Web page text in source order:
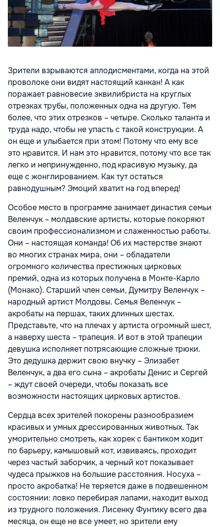
Зрители взрываются аплодисментами, когда на этой
проволоке они видят настоящий канкан! А как
поражает равновесие эквилибриста на круглых
отрезках трубы, положенных одна на другую. Тем
более, что этих отрезков – четыре. Сколько таланта и
труда надо, чтобы не упасть с такой конструкции. А
он еще и улыбается при этом! Потому что ему все
это нравится. И нам это нравится, потому что все так
легко и непринужденно, под красивую музыку, да
еще с жонглированием. Как тут остаться
равнодушным? Эмоций хватит на год вперед!
Особое место в программе занимает династия семьи
Веленчук – молдавские артисты, которые покоряют
своим профессионализмом и слаженностью работы.
Они – настоящая команда! Об их мастерстве знают
во многих странах мира, они – обладатели
огромного количества престижных цирковых
премий, одна из которых получена в Монте-Карло
(Монако). Старший член семьи, Думитру Веленчук –
народный артист Молдовы. Семья Веленчук –
акробаты на першах, таких длинных шестах.
Представьте, что на плечах у артиста огромный шест,
а наверху шеста – трапеция. И вот в этой трапеции
девушка исполняет потрясающие сложные трюки.
Это дедушка держит свою внучку – Элизабет
Веленчук, а два его сына – акробаты Денис и Сергей
– ждут своей очереди, чтобы показать все
возможности настоящих цирковых артистов.
Сердца всех зрителей покорены разнообразием
красивых и умных дрессированных животных. Так
уморительно смотреть, как хорек с бантиком ходит
по барьеру, камышовый кот, извиваясь, проходит
через частый заборчик, а черный кот показывает
чудеса прыжков на большие расстояния. Носуха –
просто акробатка! Не теряется даже в подвешенном
состоянии: ловко перебирая лапами, находит выход
из трудного положения. Лисенку Фунтику всего два
месяца, он еще не все умеет, но зрители ему